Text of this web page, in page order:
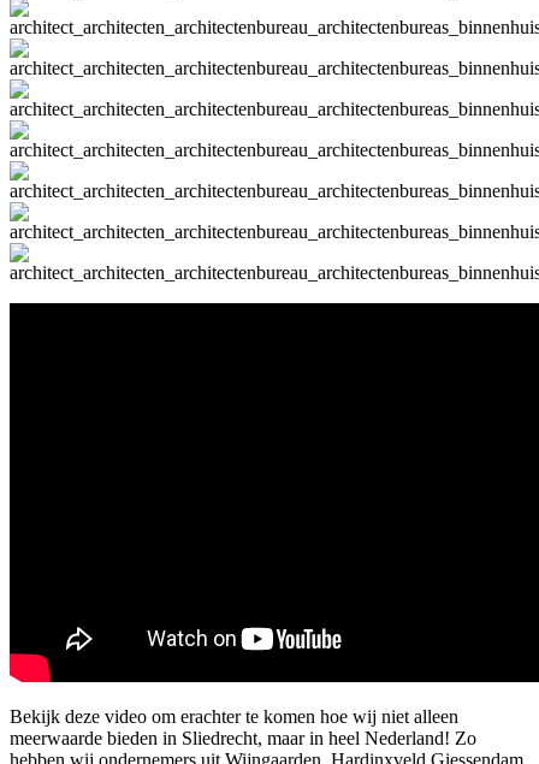
Bekijk deze video om erachter te komen hoe wij niet alleen
meerwaarde bieden in Sliedrecht, maar in heel Nederland! Zo
hebben wij ondernemers uit Wijngaarden, Hardinxveld Giessendam